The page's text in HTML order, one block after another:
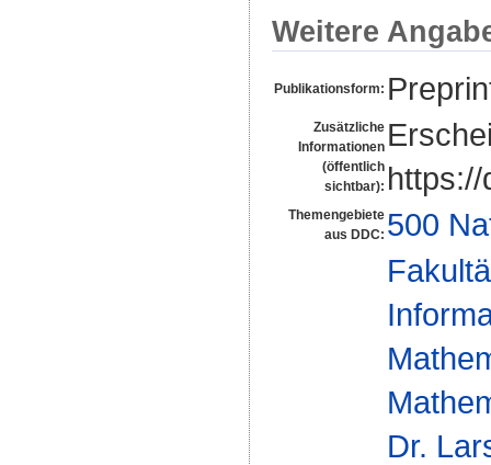
Weitere
Publikationsform:
Zusätzliche
Informationen
(öffentlich
sichtbar):
Themengebiete
aus DDC: 500
Dr.